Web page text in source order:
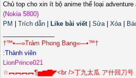
Chủ top cho xin ít bộ anime thể loại
(Nokia 5800)
PM
Trích dẫn Like bài viết| Sửa| Xóa|
†™•—»Trảm Phong Bang«—•™†
LionPrince021
☆︻︻︻︻¶▅▆▇◤<br />丁九太瓜 ア什回刀号